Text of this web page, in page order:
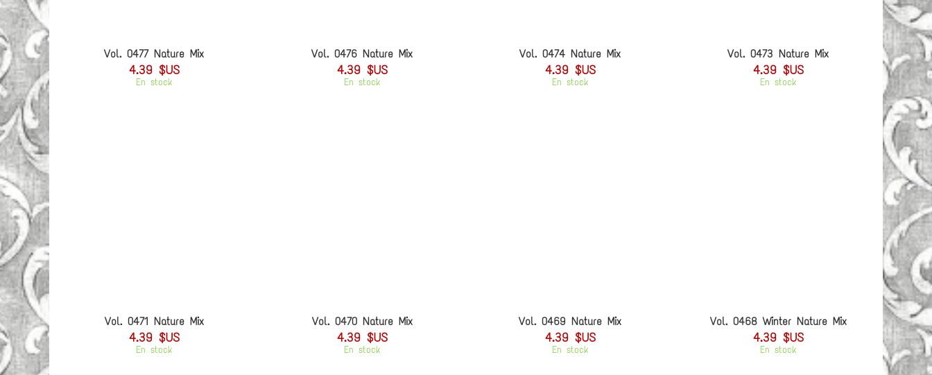
Vol. 0477 Nature Mix
4.39 $US
En stock
Vol. 0476 Nature Mix
4.39 $US
En stock
Vol. 0474 Nature Mix
4.39 $US
En stock
Vol. 0473 Nature Mix
4.39 $US
En stock
Vol. 0471 Nature Mix
4.39 $US
En stock
Vol. 0470 Nature Mix
4.39 $US
En stock
Vol. 0469 Nature Mix
4.39 $US
En stock
Vol. 0468 Winter Nature Mix
4.39 $US
En stock